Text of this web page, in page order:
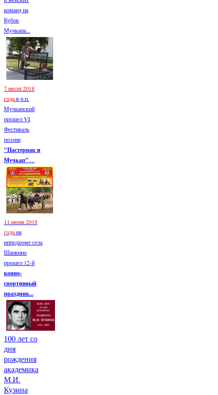
команд на
Кубок
Мучкапа...
7 июля 2018
годав р.п.
Мучкапский
прошел VI
Фестиваль
поэзии
"Пастернак и
Мучкап"....
11 июня 2018
годана
ипподроме села
Шапкино
прошел 12-й
конно-
спортивный
праздник...
100 лет со
дня
рождения
академика
М.И.
Кузина